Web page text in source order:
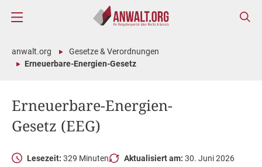
Erneuerbare-Energien-
Gesetz (EEG)
anwalt.org
Gesetze & Verordnungen
Erneuerbare-Energien-Gesetz
Lesezeit: 329 Minuten Aktualisiert am: 30. Juni 2026